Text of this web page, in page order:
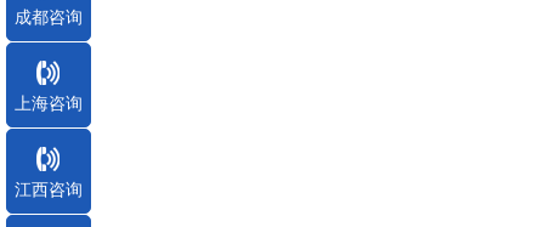
成都咨询
上海咨询
江西咨询